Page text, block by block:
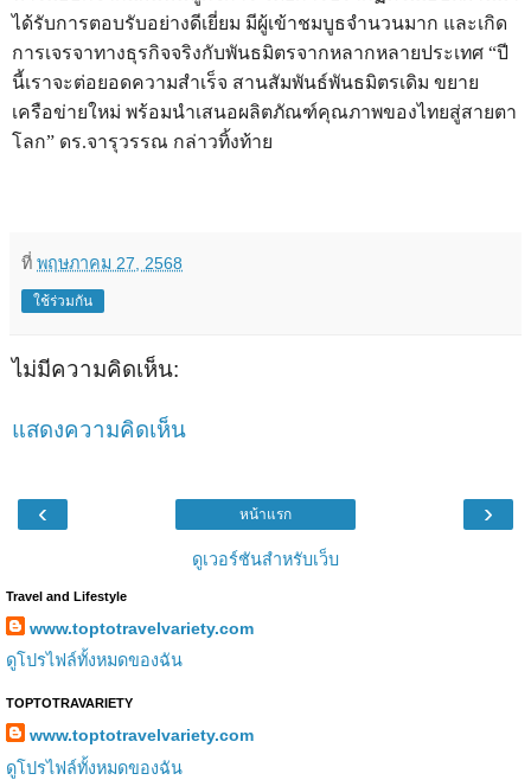
ได้รับการตอบรับอย่างดีเยี่ยม มีผู้เข้าชมบูธจำนวนมาก และเกิด
การเจรจาทางธุรกิจจริงกับพันธมิตรจากหลากหลายประเทศ “ปี
นี้เราจะต่อยอดความสำเร็จ สานสัมพันธ์พันธมิตรเดิม ขยาย
เครือข่ายใหม่ พร้อมนำเสนอผลิตภัณฑ์คุณภาพของไทยสู่สายตา
โลก” ดร.จารุวรรณ กล่าวทิ้งท้าย
ที่ พฤษภาคม 27, 2568
ใช้ร่วมกัน
ไม่มีความคิดเห็น:
แสดงความคิดเห็น
‹ ›
หน้าแรก
ดูเวอร์ชันสำหรับเว็บ
Travel and Lifestyle
www.toptotravelvariety.com
ดูโปรไฟล์ทั้งหมดของฉัน
TOPTOTRAVARIETY
www.toptotravelvariety.com
ดูโปรไฟล์ทั้งหมดของฉัน